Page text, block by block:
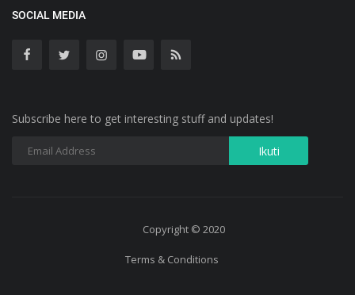
SOCIAL MEDIA
Subscribe here to get interesting stuff and updates!
Copyright © 2020
Terms & Conditions